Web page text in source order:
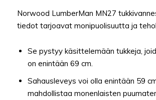
Norwood LumberMan MN27
tiedot tarjoavat monipuolisuutta ja
Se pystyy käsittelemään tukkeja,
on enintään 69 cm.
Sahausleveys voi olla enintään 59
mahdollistaa monenlaisten